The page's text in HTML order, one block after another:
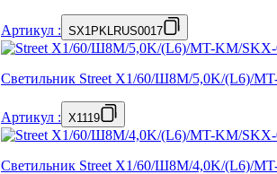
Артикул : SX1PKLRUS0017
Светильник Street X1/60/Ш8M/5,0K/(L6)/
Артикул : X1119
Светильник Street X1/60/Ш8M/4,0K/(L6)/